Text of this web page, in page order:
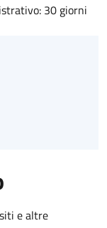
30 giorni
e altre